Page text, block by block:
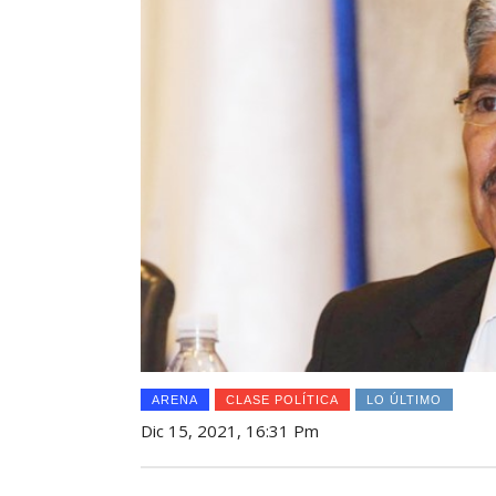
ARENA CLASE POLÍTICA LO ÚLTIMO
Dic 15, 2021, 16:31 Pm